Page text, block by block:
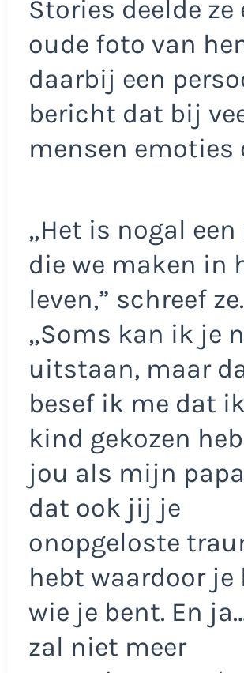
Stories deelde ze
oude foto van
daarbij een
bericht dat bij
mensen emoties
„Het is nogal een
die we maken in
leven,” schreef ze.
„Soms kan ik je
uitstaan, maar
besef ik me dat
kind gekozen
jou als mijn
dat ook jij je
onopgeloste
hebt waardoor je
wie je bent. En
zal niet meer